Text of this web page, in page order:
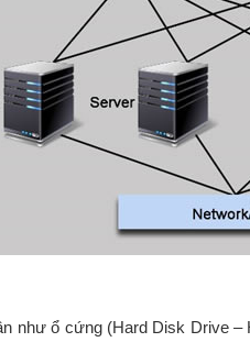
như ổ cứng (Hard Disk Drive